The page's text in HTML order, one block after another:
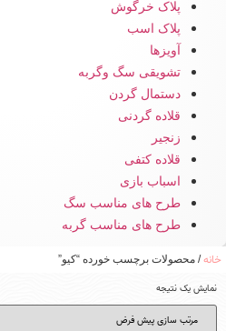
پلاک خرگوش
پلاک اسب
آویزها
تشویقی سگ وگربه
دستمال گردن
قلاده گردنی
زنجیر
قلاده کتفی
اسباب بازی
طرح های مناسب سگ
طرح های مناسب گربه
خانه/ محصولات برچسب خورده “کیو”
نمایش یک نتیجه